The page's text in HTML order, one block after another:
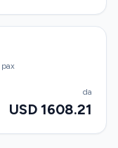
da
USD 1608.21